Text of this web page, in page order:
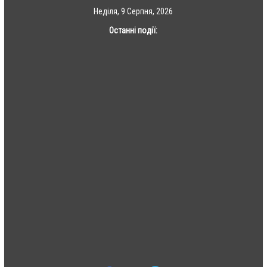
Неділя, 9 Серпня, 2026
Останні події: